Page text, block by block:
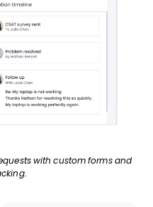
with custom forms and